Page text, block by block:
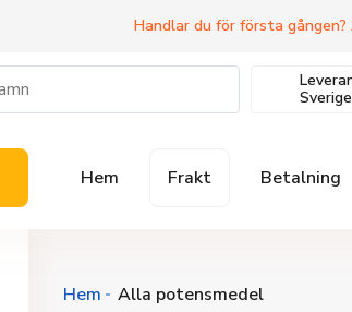
Handlar du för första gången?
Sverige
Hem Frakt Betalning
Hem Alla potensmedel